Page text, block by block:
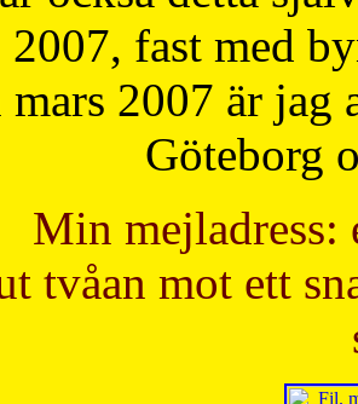
2007, fast med
mars 2007 är
Göteborg
Min mejladress:
tvåan mot ett